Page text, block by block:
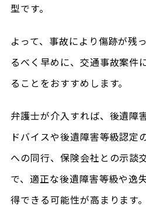
型です。
よって、事故により傷跡が残
るべく早めに、交通事故案件
ることをおすすめします。
弁護士が介入すれば、後遺障
ドバイスや後遺障害等級認定
への同行、保険会社との示談
で、適正な後遺障害等級や逸
得できる可能性が高まります